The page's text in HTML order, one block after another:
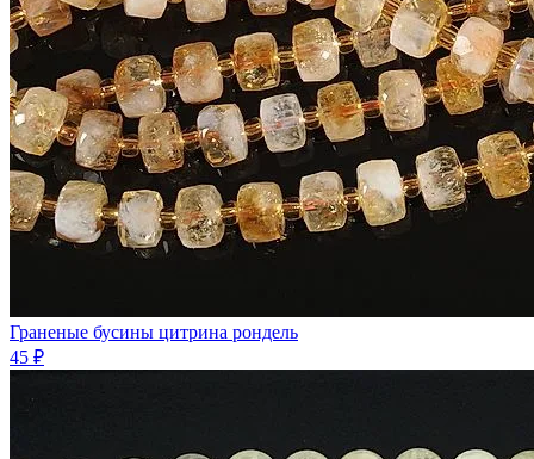
Граненые бусины цитрина рондель
45 ₽